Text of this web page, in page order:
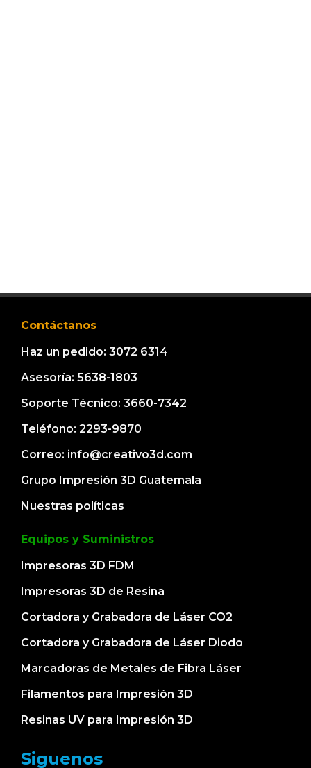
Contáctanos
Haz un pedido: 3072 6314
Asesoría: 5638-1803
Soporte Técnico: 3660-7342
Teléfono: 2293-9870
Correo: info@creativo3d.com
Grupo Impresión 3D Guatemala
Nuestras políticas
Equipos y Suministros
Impresoras 3D FDM
Impresoras 3D de Resina
Cortadora y Grabadora de Láser CO2
Cortadora y Grabadora de Láser Diodo
Marcadoras de Metales de Fibra Láser
Filamentos para Impresión 3D
Resinas UV para Impresión 3D
Siguenos